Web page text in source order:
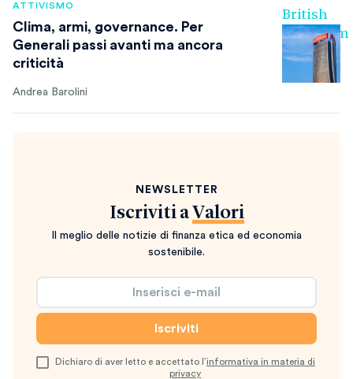
ATTIVISMO
Clima, armi, governance. Per
Generali passi avanti ma ancora
criticità
Andrea Barolini
NEWSLETTER
Iscriviti a Valori
Il meglio delle notizie di finanza etica ed economia
sostenibile.
Dichiaro di aver letto e accettato l’informativa in materia di
privacy